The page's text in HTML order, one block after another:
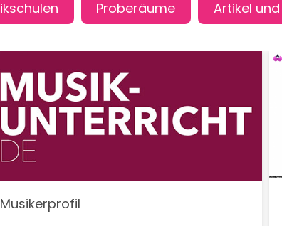
Musikerprofil